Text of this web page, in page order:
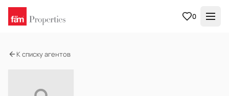
0
К списку агентов